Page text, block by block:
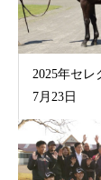
2025年セ
7月23日